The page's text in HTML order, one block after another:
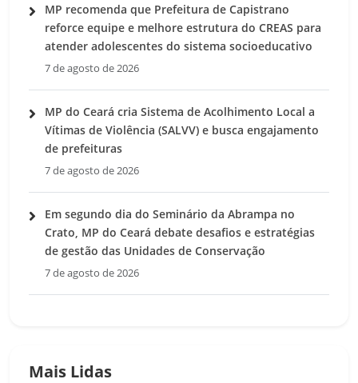
MP recomenda que Prefeitura de Capistrano
reforce equipe e melhore estrutura do CREAS para
atender adolescentes do sistema socioeducativo
7 de agosto de 2026
MP do Ceará cria Sistema de Acolhimento Local a
Vítimas de Violência (SALVV) e busca engajamento
de prefeituras
7 de agosto de 2026
Em segundo dia do Seminário da Abrampa no
Crato, MP do Ceará debate desafios e estratégias
de gestão das Unidades de Conservação
7 de agosto de 2026
Mais Lidas